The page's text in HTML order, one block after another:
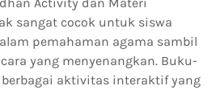
sangat cocok untuk siswa
pemahaman agama sambil
yang menyenangkan. Buku-
aktivitas interaktif yang